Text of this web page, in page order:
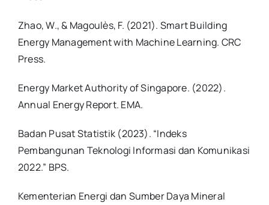
Zhao, W., & Magoulès, F. (2021). Smart Building
Energy Management with Machine Learning. CRC
Press.
Energy Market Authority of Singapore. (2022).
Annual Energy Report. EMA.
Badan Pusat Statistik (2023). “Indeks
Pembangunan Teknologi Informasi dan Komunikasi
2022.” BPS.
Kementerian Energi dan Sumber Daya Mineral